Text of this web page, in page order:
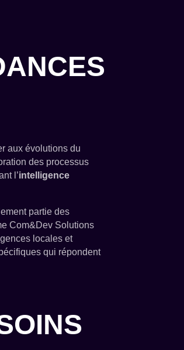
aux évolutions du
des processus
l’intelligence
partie des
Com&Dev Solutions
locales et
qui répondent